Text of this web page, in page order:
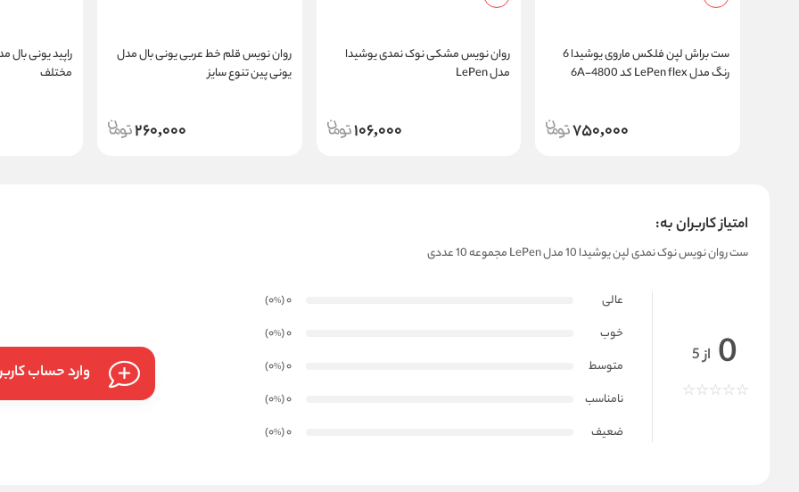
ست براش لپن فلکس ماروی یوشیدا 6
رنگ مدل LePen flex کد 4800-6A
750,000
روان نویس مشکی نوک نمدی یوشیدا
مدل LePen
106,000
روان نویس قلم خط عربی یونی بال مدل
یونی پین تنوع سایز
260,000
راپید یونی بال
مختلف
امتیاز کاربران به:
ست روان نویس نوک نمدی لپن یوشیدا 10 مدل LePen مجموعه 10 عددی
0 از 5
عالی 0
(0
%
)
خوب
0
(0
%
)
متوسط
0
(0
%
)
نامناسب
0
(0
%
)
ضعیف
0
(0
%
)
وارد حساب